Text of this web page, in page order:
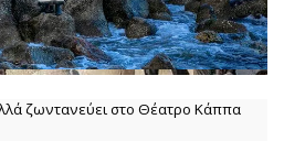
ζωντανεύει στο Θέατρο Κάππα